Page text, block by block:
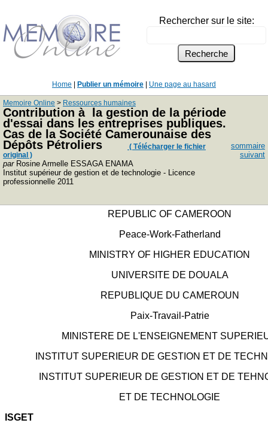
Rechercher sur le site:
Home Publier un mémoire Une page au hasard
Memoire Online > Ressources humaines
Contribution à la gestion de la période
d'essai dans les entreprises publiques.
Cas de la Société Camerounaise des
Dépôts Pétroliers
( Télécharger le fichier
original )
parRosine Armelle ESSAGA ENAMA
Institut supérieur de gestion et de technologie - Licence
professionnelle 2011
sommaire
suivant
REPUBLIC OF CAMEROON
Peace-Work-Fatherland
MINISTRY OF HIGHER EDUCATION
UNIVERSITE DE DOUALA
REPUBLIQUE DU CAMEROUN
Paix-Travail-Patrie
MINISTERE DE L'ENSEIGNEMENT
INSTITUT SUPERIEUR DE GESTION ET DE
INSTITUT SUPERIEUR DE GESTION ET DE
ET DE TECHNOLOGIE
ISGET